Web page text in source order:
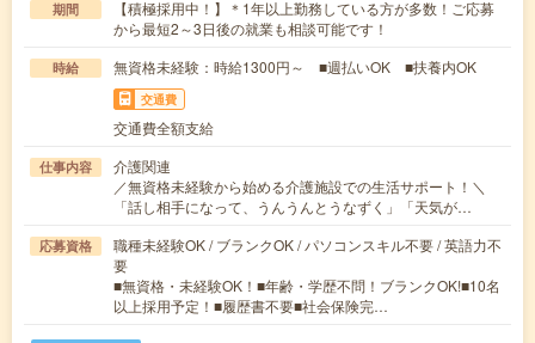
期間
【積極採用中！】＊1年以上勤務している方が多数！ご応募
から最短2～3日後の就業も相談可能です！
時給 無資格未経験：時給1300円～ ■週払いOK ■扶養内OK
交通費
交通費全額支給
仕事内容
介護関連
／無資格未経験から始める介護施設での生活サポート！＼
「話し相手になって、うんうんとうなずく」「天気が…
応募資格
職種未経験OK / ブランクOK / パソコンスキル不要 / 英語力不
要
■無資格・未経験OK！■年齢・学歴不問！ブランクOK!■10名
以上採用予定！■履歴書不要■社会保険完…